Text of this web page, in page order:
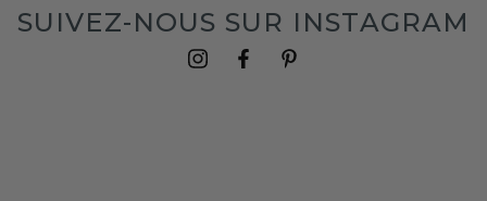
SUIVEZ-NOUS SUR INSTAGRAM